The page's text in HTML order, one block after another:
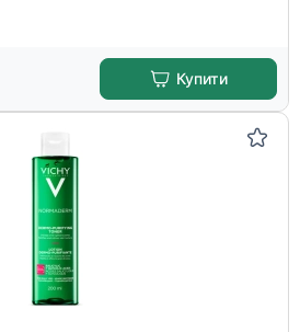
Купити